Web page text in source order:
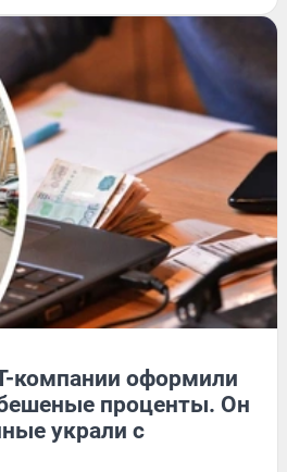
компании оформили
проценты. Он
украли с